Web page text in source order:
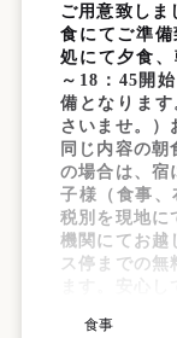
ご用意致しま
食にてご準
処にて夕食
～18：45開
備となりま
さいませ。）
同じ内容の
の場合は、
子様（食事、
税別を現地
機関にてお越
ス停までの無
食事